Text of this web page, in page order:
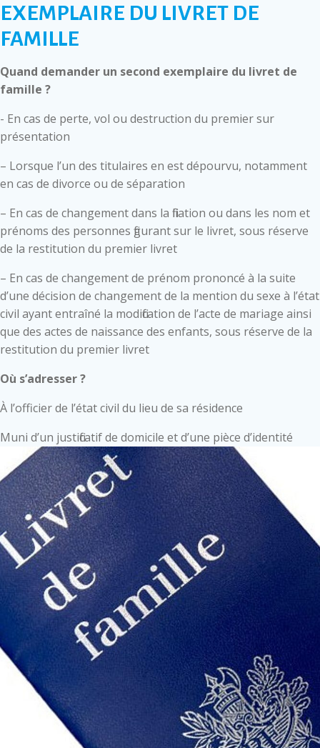
EXEMPLAIRE DU LIVRET DE
FAMILLE
Quand demander un second exemplaire du livret de
famille ?
- En cas de perte, vol ou destruction du premier sur
présentation
– Lorsque l’un des titulaires en est dépourvu, notamment
en cas de divorce ou de séparation
– En cas de changement dans la filiation ou dans les nom et
prénoms des personnes figurant sur le livret, sous réserve
de la restitution du premier livret
– En cas de changement de prénom prononcé à la suite
d’une décision de changement de la mention du sexe à l’état
civil ayant entraîné la modification de l’acte de mariage ainsi
que des actes de naissance des enfants, sous réserve de la
restitution du premier livret
Où s’adresser ?
À l’officier de l’état civil du lieu de sa résidence
Muni d’un justificatif de domicile et d’une pièce d’identité